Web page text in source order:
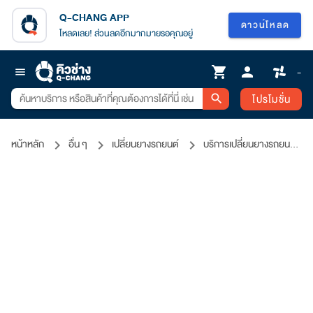
Q-CHANG APP
โหลดเลย! ส่วนลดอีกมากมายรอคุณอยู่
ดาวน์โหลด
menu shopping_cart person -
search โปรโมชั่น
หน้าหลัก อื่น ๆ เปลี่ยนยางรถยนต์ บริการเปลี่ยนยางรถยนต์ถึงที่ DUNLOP SP SPORT LM705